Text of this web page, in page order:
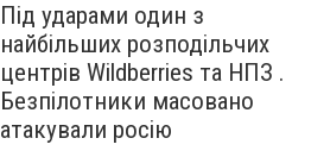
Під ударами один з
найбільших розподільчих
центрів Wildberries та НПЗ .
Безпілотники масовано
атакували росію